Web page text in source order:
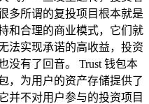
多所谓的复投项目根本就是
和合理的商业模式，它们就
法实现承诺的高收益，投资
没有了回音。 Trust 钱包本
，为用户的资产存储提供了
并不对用户参与的投资项目